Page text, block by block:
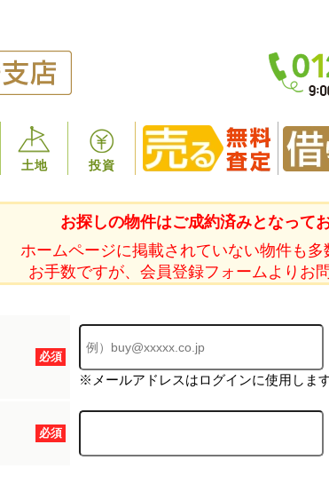
土地 投資
お探しの物件はご成約済みとなってお
ホームページに掲載されていない物件も多
お手数ですが、会員登録フォームよりお
必須
※メールアドレスはログインに使用します
必須